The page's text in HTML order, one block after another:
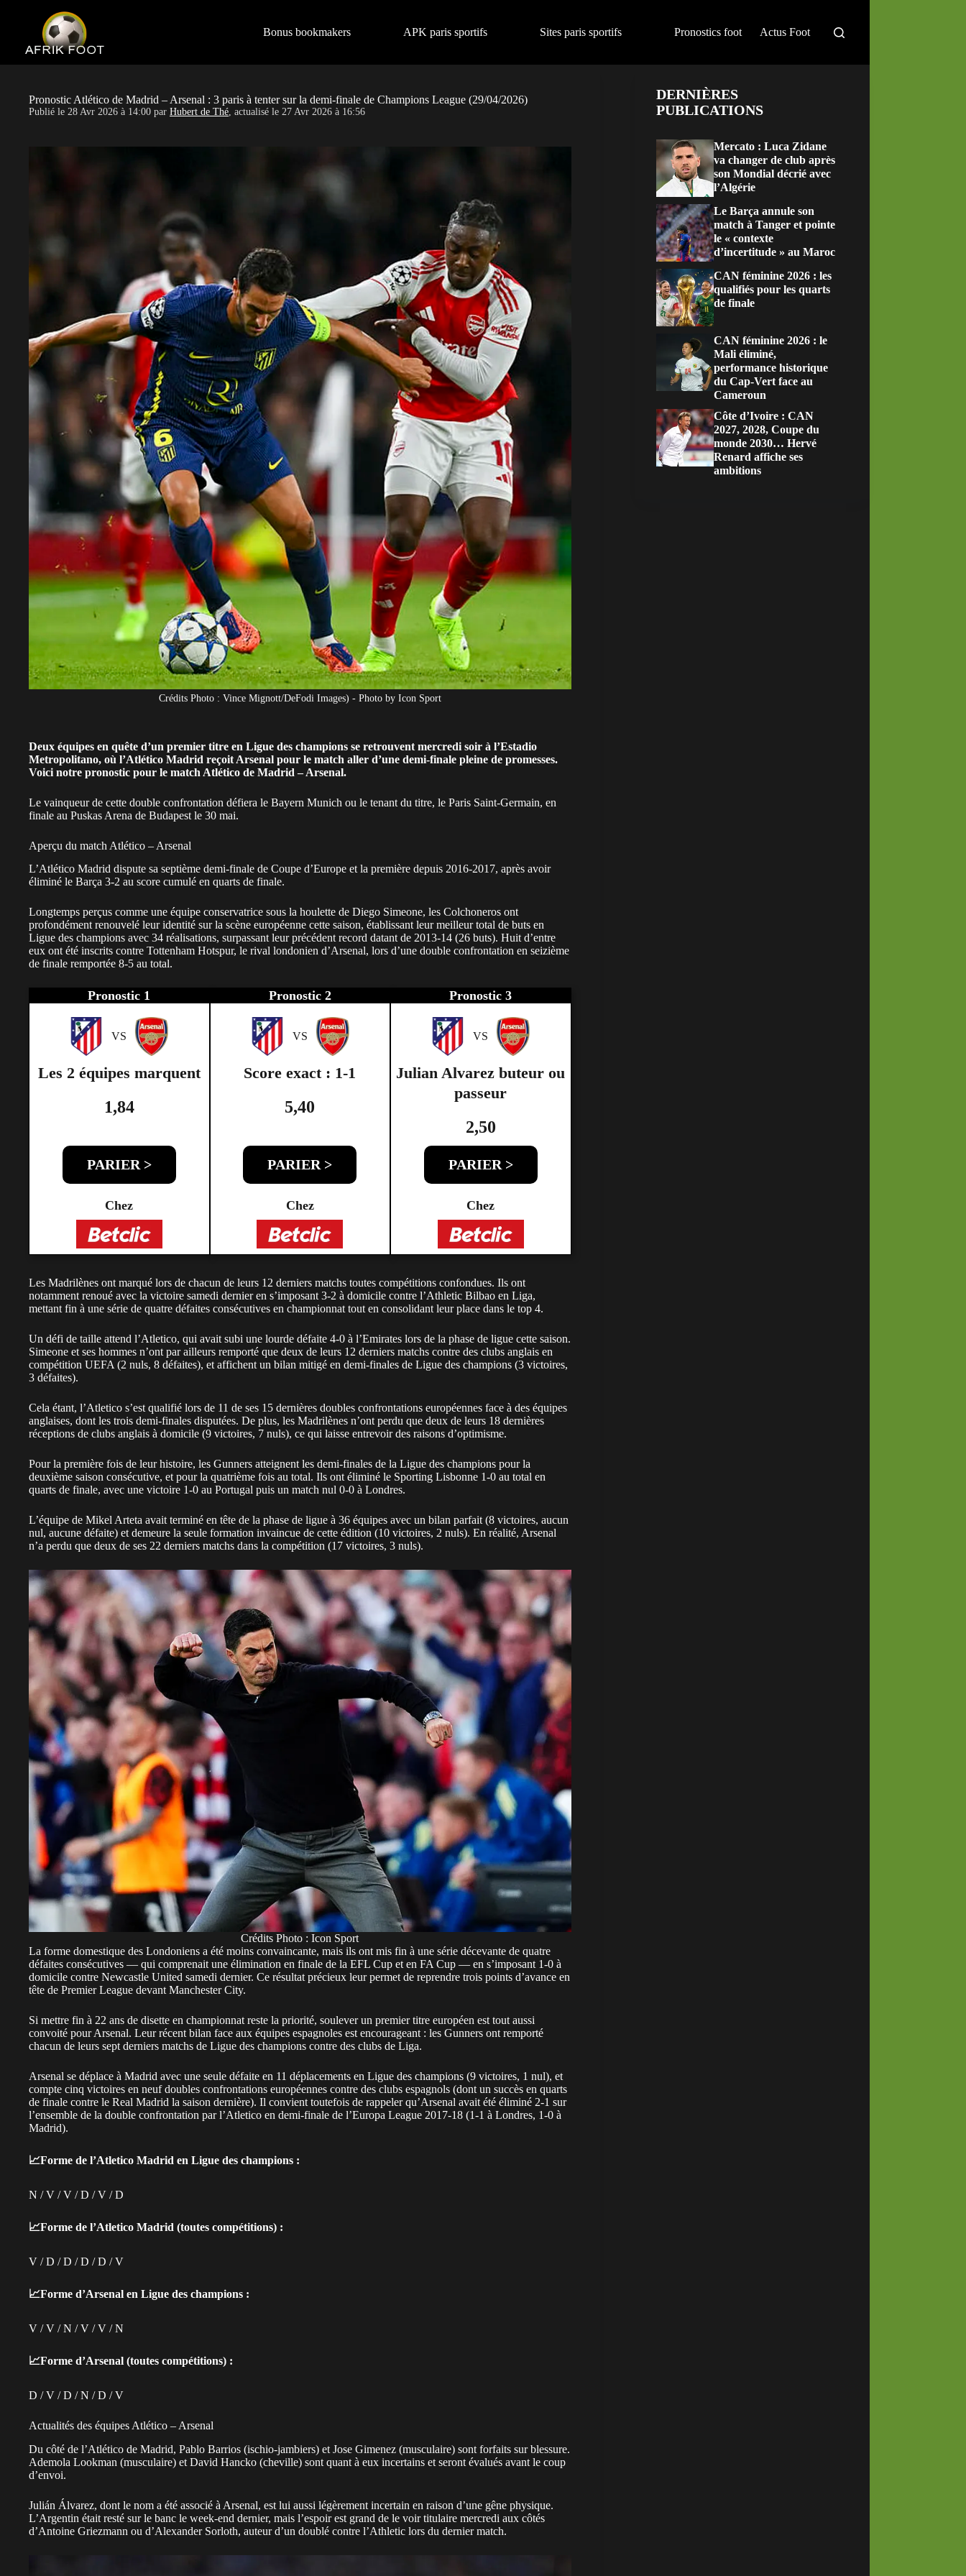
Bonus bookmakers APK paris sportifs Sites paris sportifs Pronostics foot Actus Foot
Pronostic Atlético de Madrid – Arsenal : 3 paris à tenter sur la demi-finale de Champions League (29/04/2026)
Publié le 28 Avr 2026 à 14:00 par Hubert de Thé, actualisé le 27 Avr 2026 à 16:56
Crédits Photo : Vince Mignott/DeFodi Images) - Photo by Icon Sport
Deux équipes en quête d’un premier titre en Ligue des champions se retrouvent mercredi soir à l’Estadio
Metropolitano, où l’Atlético Madrid reçoit Arsenal pour le match aller d’une demi-finale pleine de promesses.
Voici notre pronostic pour le match Atlético de Madrid – Arsenal.
Le vainqueur de cette double confrontation défiera le Bayern Munich ou le tenant du titre, le Paris Saint-Germain, en
finale au Puskas Arena de Budapest le 30 mai.
Aperçu du match Atlético – Arsenal
L’Atlético Madrid dispute sa septième demi-finale de Coupe d’Europe et la première depuis 2016-2017, après avoir
éliminé le Barça 3-2 au score cumulé en quarts de finale.
Longtemps perçus comme une équipe conservatrice sous la houlette de Diego Simeone, les Colchoneros ont
profondément renouvelé leur identité sur la scène européenne cette saison, établissant leur meilleur total de buts en
Ligue des champions avec 34 réalisations, surpassant leur précédent record datant de 2013-14 (26 buts). Huit d’entre
eux ont été inscrits contre Tottenham Hotspur, le rival londonien d’Arsenal, lors d’une double confrontation en seizième
de finale remportée 8-5 au total.
Pronostic 1
VS
Les 2 équipes marquent
1,84
PARIER >
Chez
Pronostic 2
VS
Score exact : 1-1
5,40
PARIER >
Chez
Pronostic 3
VS
Julian Alvarez buteur ou
passeur
2,50
PARIER >
Chez
Les Madrilènes ont marqué lors de chacun de leurs 12 derniers matchs toutes compétitions confondues. Ils ont
notamment renoué avec la victoire samedi dernier en s’imposant 3-2 à domicile contre l’Athletic Bilbao en Liga,
mettant fin à une série de quatre défaites consécutives en championnat tout en consolidant leur place dans le top 4.
Un défi de taille attend l’Atletico, qui avait subi une lourde défaite 4-0 à l’Emirates lors de la phase de ligue cette saison.
Simeone et ses hommes n’ont par ailleurs remporté que deux de leurs 12 derniers matchs contre des clubs anglais en
compétition UEFA (2 nuls, 8 défaites), et affichent un bilan mitigé en demi-finales de Ligue des champions (3 victoires,
3 défaites).
Cela étant, l’Atletico s’est qualifié lors de 11 de ses 15 dernières doubles confrontations européennes face à des équipes
anglaises, dont les trois demi-finales disputées. De plus, les Madrilènes n’ont perdu que deux de leurs 18 dernières
réceptions de clubs anglais à domicile (9 victoires, 7 nuls), ce qui laisse entrevoir des raisons d’optimisme.
Pour la première fois de leur histoire, les Gunners atteignent les demi-finales de la Ligue des champions pour la
deuxième saison consécutive, et pour la quatrième fois au total. Ils ont éliminé le Sporting Lisbonne 1-0 au total en
quarts de finale, avec une victoire 1-0 au Portugal puis un match nul 0-0 à Londres.
L’équipe de Mikel Arteta avait terminé en tête de la phase de ligue à 36 équipes avec un bilan parfait (8 victoires, aucun
nul, aucune défaite) et demeure la seule formation invaincue de cette édition (10 victoires, 2 nuls). En réalité, Arsenal
n’a perdu que deux de ses 22 derniers matchs dans la compétition (17 victoires, 3 nuls).
Crédits Photo : Icon Sport
La forme domestique des Londoniens a été moins convaincante, mais ils ont mis fin à une série décevante de quatre
défaites consécutives — qui comprenait une élimination en finale de la EFL Cup et en FA Cup — en s’imposant 1-0 à
domicile contre Newcastle United samedi dernier. Ce résultat précieux leur permet de reprendre trois points d’avance en
tête de Premier League devant Manchester City.
Si mettre fin à 22 ans de disette en championnat reste la priorité, soulever un premier titre européen est tout aussi
convoité pour Arsenal. Leur récent bilan face aux équipes espagnoles est encourageant : les Gunners ont remporté
chacun de leurs sept derniers matchs de Ligue des champions contre des clubs de Liga.
Arsenal se déplace à Madrid avec une seule défaite en 11 déplacements en Ligue des champions (9 victoires, 1 nul), et
compte cinq victoires en neuf doubles confrontations européennes contre des clubs espagnols (dont un succès en quarts
de finale contre le Real Madrid la saison dernière). Il convient toutefois de rappeler qu’Arsenal avait été éliminé 2-1 sur
l’ensemble de la double confrontation par l’Atletico en demi-finale de l’Europa League 2017-18 (1-1 à Londres, 1-0 à
Madrid).
📈Forme de l’Atletico Madrid en Ligue des champions :
N / V / V / D / V / D
📈Forme de l’Atletico Madrid (toutes compétitions) :
V / D / D / D / D / V
📈Forme d’Arsenal en Ligue des champions :
V / V / N / V / V / N
📈Forme d’Arsenal (toutes compétitions) :
D / V / D / N / D / V
Actualités des équipes Atlético – Arsenal
Du côté de l’Atlético de Madrid, Pablo Barrios (ischio-jambiers) et Jose Gimenez (musculaire) sont forfaits sur blessure.
Ademola Lookman (musculaire) et David Hancko (cheville) sont quant à eux incertains et seront évalués avant le coup
d’envoi.
Julián Álvarez, dont le nom a été associé à Arsenal, est lui aussi légèrement incertain en raison d’une gêne physique.
L’Argentin était resté sur le banc le week-end dernier, mais l’espoir est grand de le voir titulaire mercredi aux côtés
d’Antoine Griezmann ou d’Alexander Sorloth, auteur d’un doublé contre l’Athletic lors du dernier match.
DERNIÈRES
PUBLICATIONS
Mercato : Luca Zidane
va changer de club après
son Mondial décrié avec
l’Algérie
Le Barça annule son
match à Tanger et pointe
le « contexte
d’incertitude » au Maroc
CAN féminine 2026 : les
qualifiés pour les quarts
de finale
CAN féminine 2026 : le
Mali éliminé,
performance historique
du Cap-Vert face au
Cameroun
Côte d’Ivoire : CAN
2027, 2028, Coupe du
monde 2030… Hervé
Renard affiche ses
ambitions